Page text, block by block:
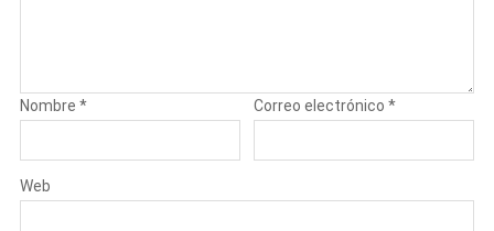
Nombre * Correo electrónico*
Web